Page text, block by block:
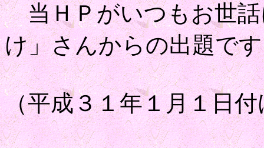
当ＨＰがいつもお世話
け」さんからの出題で
（平成３１年１月１日付